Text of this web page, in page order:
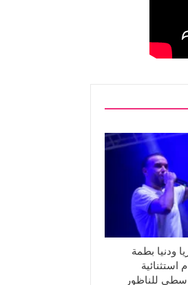
ودنيا بطمة
استثنائية
للناظور